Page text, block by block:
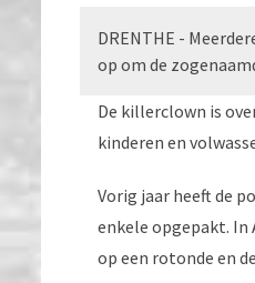
DRENTHE -
op om de
De killerclown is
kinderen en
Vorig jaar heeft de
enkele opgepakt. In
op een rotonde en